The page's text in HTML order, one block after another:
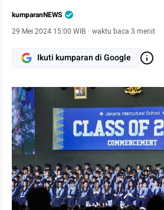
kumparanNEWS
29 Mei 2024 15:00 WIB · waktu baca 3 menit
Ikuti kumparan di Google